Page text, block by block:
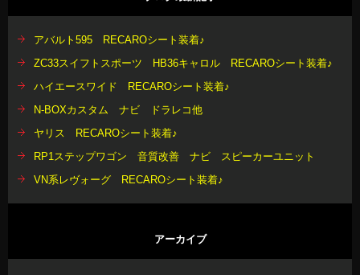
アバルト595 RECAROシート装着♪
ZC33スイフトスポーツ HB36キャロル RECAROシート装着♪
ハイエースワイド RECAROシート装着♪
N-BOXカスタム ナビ ドラレコ他
ヤリス RECAROシート装着♪
RP1ステップワゴン 音質改善 ナビ スピーカーユニット
VN系レヴォーグ RECAROシート装着♪
アーカイブ